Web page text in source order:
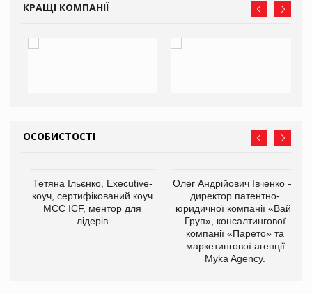
КРАЩІ КОМПАНІЇ
ОСОБИСТОСТІ
Тетяна Ільєнко, Executive-
коуч, сертифікований коуч
МСС ICF, ментор для
лідерів
Олег Андрійович Івченко —
директор патентно-
юридичної компанії «Вайз
Груп», консалтингової
компанії «Парето» та
маркетингової агенції
Myka Agency.